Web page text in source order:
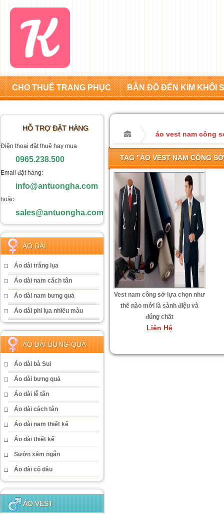
CHO THUÊ TRANG PHỤC BẢN ĐỒ ĐẾN KIM KHÔI
HỖ TRỢ ĐẶT HÀNG
Điện thoại đặt thuê hay mua
0965.238.500
Email đặt hàng:
info@antuongha.com
hoặc
sales@antuongha.com
ÁO DÀI
Áo dài trắng lụa
Áo dài nam cách tân
Áo dài nam bưng quả
Áo dài phi lụa nhiều màu
ÁO DÀI BƯNG QUẢ
Áo dài bà Sui
Áo dài bưng quả
Áo dài lễ tân
Áo dài cách tân
Áo dài nam thiết kế
Áo dài thiết kế
Sườn xám ngắn
Áo dài cô dâu
ÁO VEST
áo vest nam công
TAG "ÁO VEST NAM CÔNG
Vest nam công sở lựa chọn như
thế nào mới là sành điệu và
đúng chất
Liên Hệ